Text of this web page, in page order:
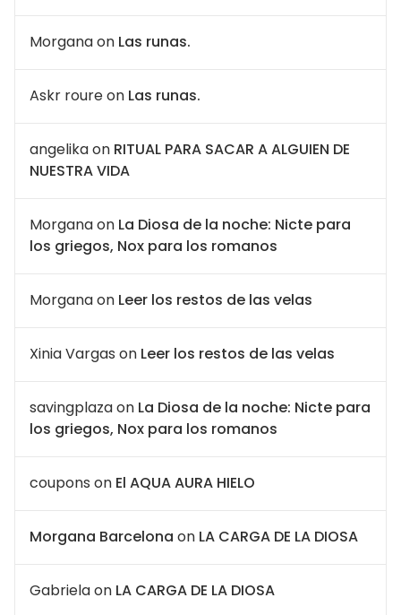
Morganaon Las runas.
Askr roureon Las runas.
angelikaon RITUAL PARA SACAR A ALGUIEN DE
NUESTRA VIDA
Morganaon La Diosa de la noche: Nicte para
los griegos, Nox para los romanos
Morganaon Leer los restos de las velas
Xinia Vargas on Leer los restos de las velas
savingplazaon La Diosa de la noche: Nicte para
los griegos, Nox para los romanos
coupons on El AQUA AURA HIELO
Morgana Barcelona on LA CARGA DE LA DIOSA
Gabrielaon LA CARGA DE LA DIOSA